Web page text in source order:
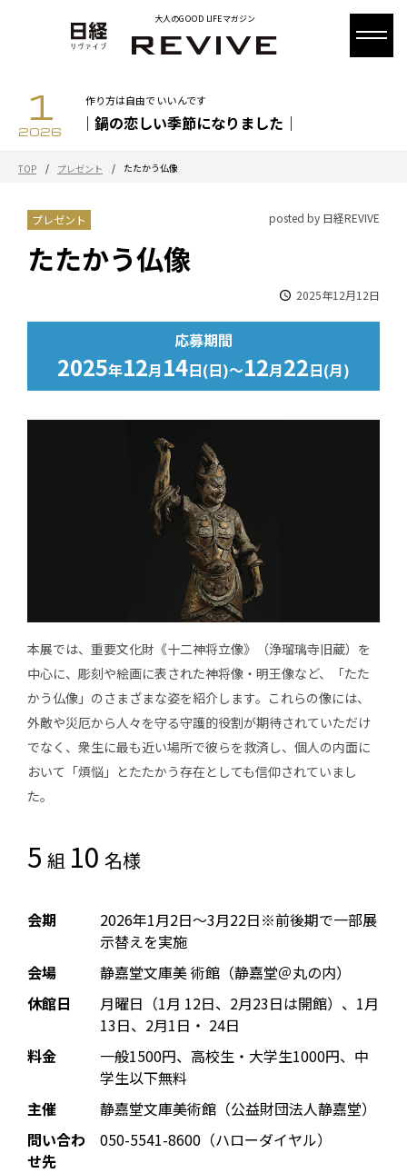
大人のGOOD LIFEマガジン
1
2026
作り方は自由で いいんです
｜鍋の恋しい季節になりました｜
TOP / プレゼント / たたかう仏像
プレゼント posted by 日経REVIVE
たたかう仏像
2025年12月12日
応募期間
2025年12月14日(日)～12月22日(月)
本展では、重要文化財《十二神将立像》（浄瑠璃寺旧蔵）を
中心に、彫刻や絵画に表された神将像・明王像など、「たた
かう仏像」のさまざまな姿を紹介します。これらの像には、
外敵や災厄から人々を守る守護的役割が期待されていただけ
でなく、衆生に最も近い場所で彼らを救済し、個人の内面に
おいて「煩悩」とたたかう存在としても信仰されていまし
た。
5 組 10 名様
会期
2026年1月2日～3月22日※前後期で一部展
示替えを実施
会場
静嘉堂文庫美 術館（静嘉堂＠丸の内）
休館日
月曜日（1月 12日、2月23日は開館）、1月
13日、2月1日・ 24日
料金
一般1500円、高校生・大学生1000円、中
学生以下無料
主催
静嘉堂文庫美術館（公益財団法人静嘉堂）
問い合わ
せ先
050-5541-8600（ハローダイヤル）